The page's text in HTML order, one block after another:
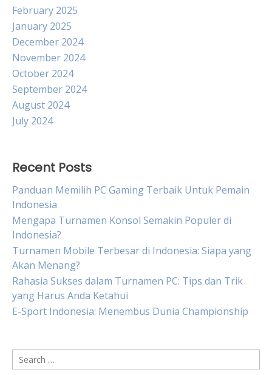
February 2025
January 2025
December 2024
November 2024
October 2024
September 2024
August 2024
July 2024
Recent Posts
Panduan Memilih PC Gaming Terbaik Untuk Pemain
Indonesia
Mengapa Turnamen Konsol Semakin Populer di
Indonesia?
Turnamen Mobile Terbesar di Indonesia: Siapa yang
Akan Menang?
Rahasia Sukses dalam Turnamen PC: Tips dan Trik
yang Harus Anda Ketahui
E-Sport Indonesia: Menembus Dunia Championship
Search
for: